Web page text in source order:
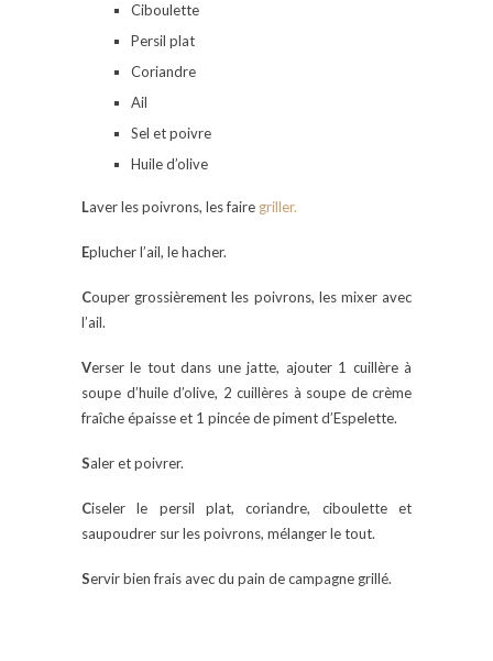
Ciboulette
Persil plat
Coriandre
Ail
Sel et poivre
Huile d’olive
Laver les poivrons, les faire griller.
Eplucher l’ail, le hacher.
Couper grossièrement les poivrons, les mixer avec
l’ail.
Verser le tout dans une jatte, ajouter 1 cuillère à
soupe d’huile d’olive, 2 cuillères à soupe de crème
fraîche épaisse et 1 pincée de piment d’Espelette.
Saler et poivrer.
Ciseler le persil plat, coriandre, ciboulette et
saupoudrer sur les poivrons, mélanger le tout.
Servir bien frais avec du pain de campagne grillé.